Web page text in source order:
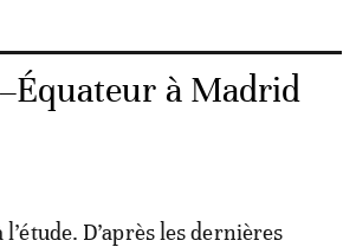
à Madrid
D’après les dernières